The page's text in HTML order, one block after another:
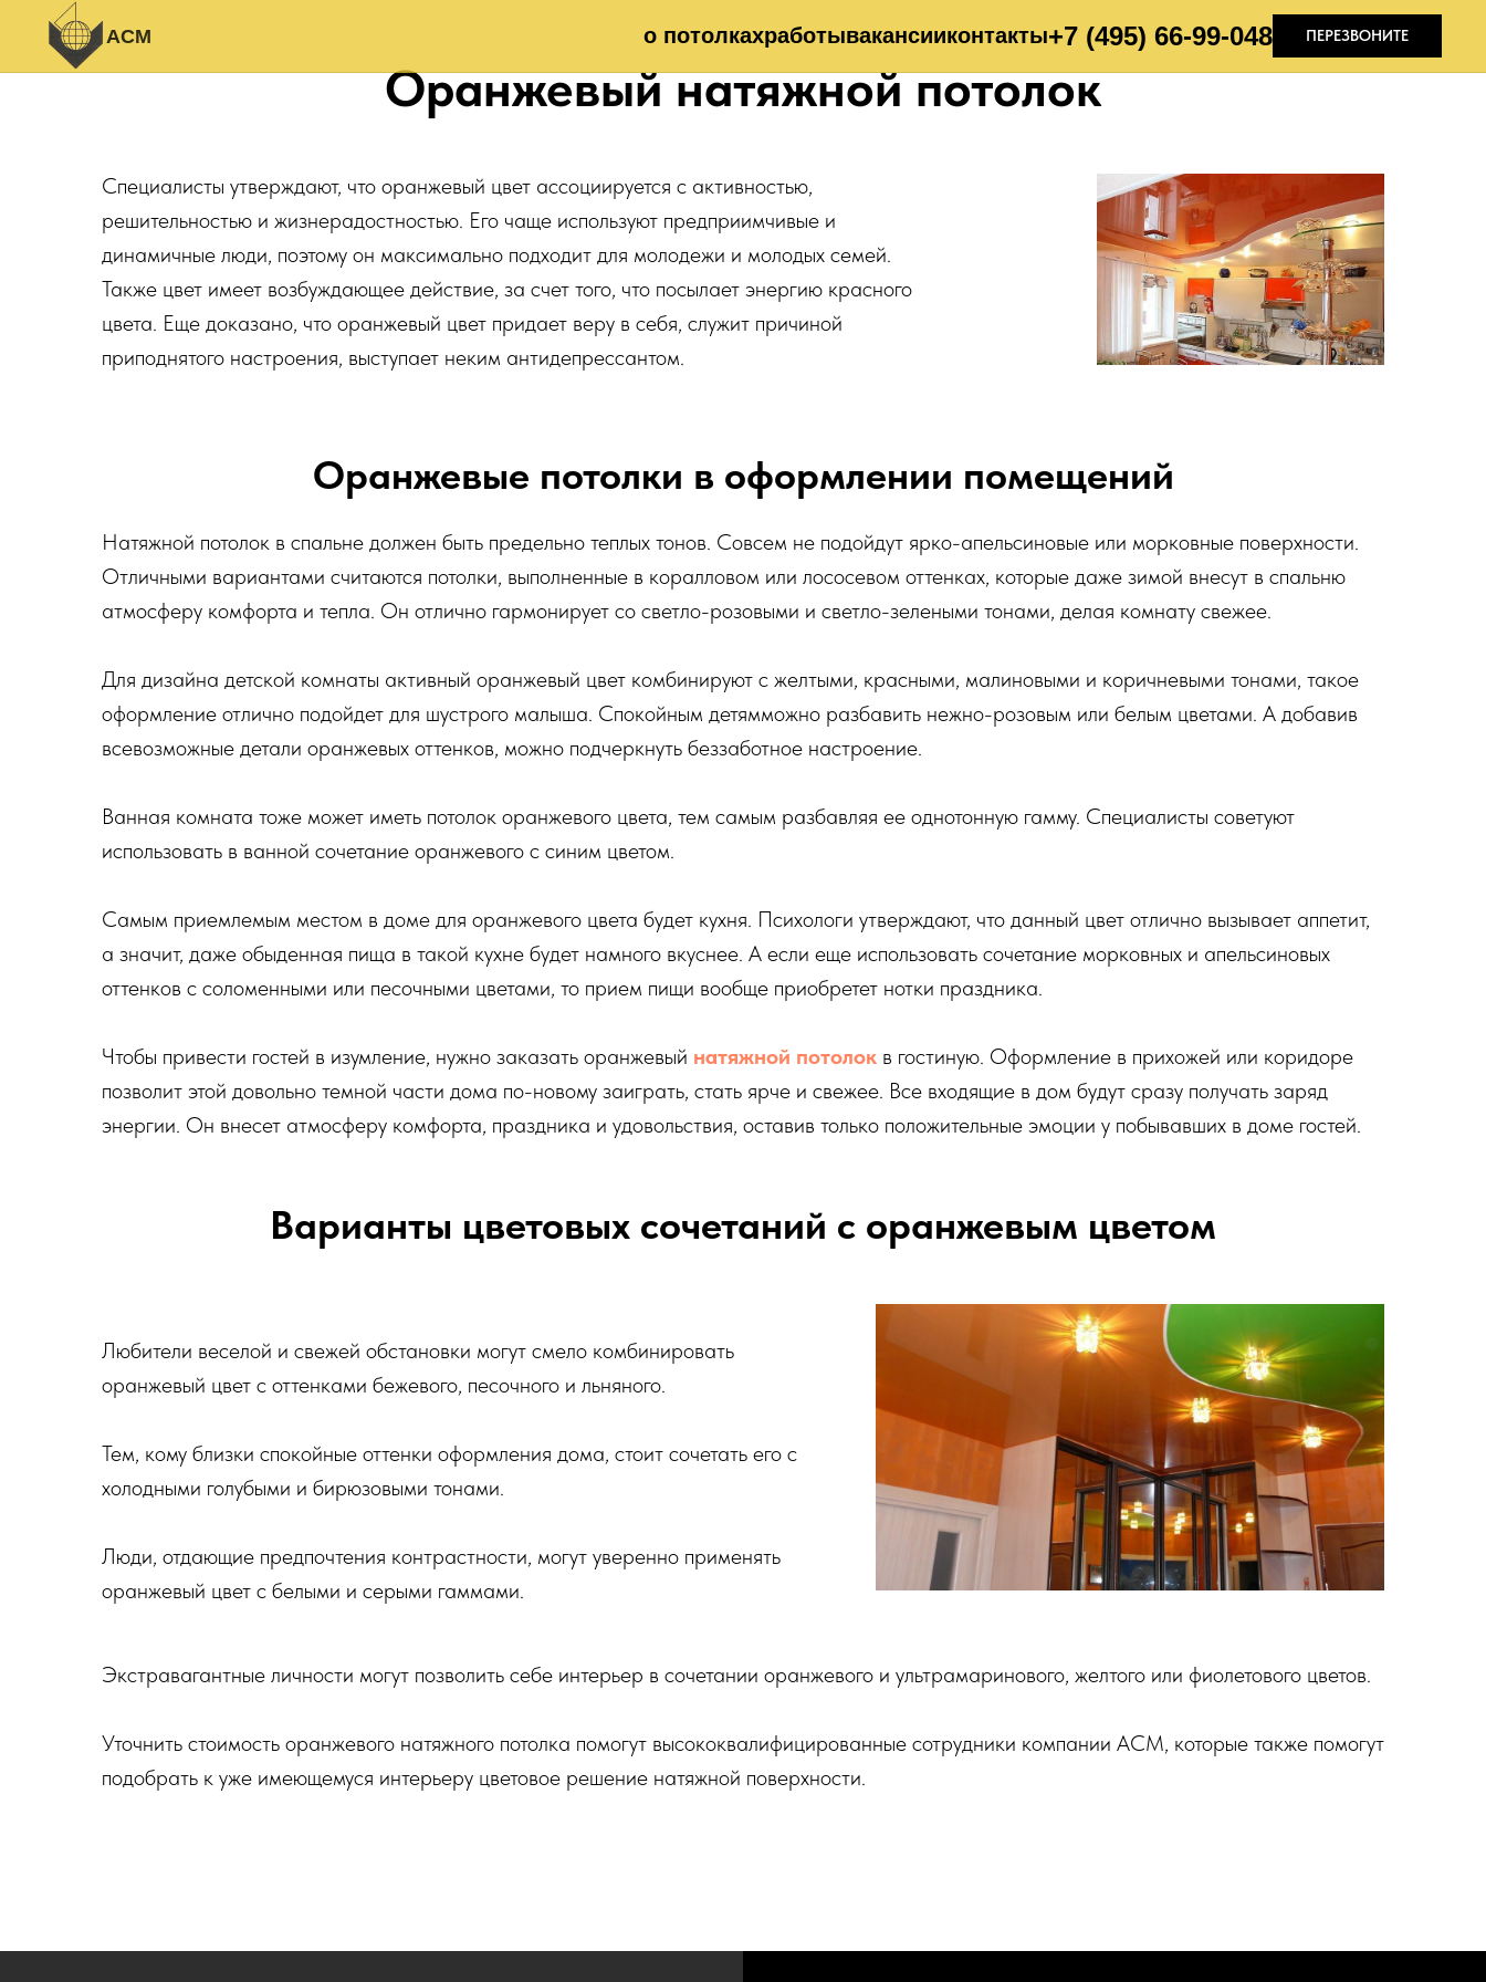
АСМ о потолкахработывакансииконтакты+7 (495) 66-99-048 ПЕРЕЗВОНИТЕ
Оранжевый натяжной потолок
Специалисты утверждают, что оранжевый цвет ассоциируется с активностью,
решительностью и жизнерадостностью. Его чаще используют предприимчивые и
динамичные люди, поэтому он максимально подходит для молодежи и молодых семей.
Также цвет имеет возбуждающее действие, за счет того, что посылает энергию красного
цвета. Еще доказано, что оранжевый цвет придает веру в себя, служит причиной
приподнятого настроения, выступает неким антидепрессантом.
Оранжевые потолки в оформлении помещений
Натяжной потолок в спальне должен быть предельно теплых тонов. Совсем не подойдут ярко-апельсиновые или морковные поверхности.
Отличными вариантами считаются потолки, выполненные в коралловом или лососевом оттенках, которые даже зимой внесут в спальню
атмосферу комфорта и тепла. Он отлично гармонирует со светло-розовыми и светло-зелеными тонами, делая комнату свежее.
Для дизайна детской комнаты активный оранжевый цвет комбинируют с желтыми, красными, малиновыми и коричневыми тонами, такое
оформление отлично подойдет для шустрого малыша. Спокойным детямможно разбавить нежно-розовым или белым цветами. А добавив
всевозможные детали оранжевых оттенков, можно подчеркнуть беззаботное настроение.
Ванная комната тоже может иметь потолок оранжевого цвета, тем самым разбавляя ее однотонную гамму. Специалисты советуют
использовать в ванной сочетание оранжевого с синим цветом.
Самым приемлемым местом в доме для оранжевого цвета будет кухня. Психологи утверждают, что данный цвет отлично вызывает аппетит,
а значит, даже обыденная пища в такой кухне будет намного вкуснее. А если еще использовать сочетание морковных и апельсиновых
оттенков с соломенными или песочными цветами, то прием пищи вообще приобретет нотки праздника.
Чтобы привести гостей в изумление, нужно заказать оранжевый натяжной потолок в гостиную. Оформление в прихожей или коридоре
позволит этой довольно темной части дома по-новому заиграть, стать ярче и свежее. Все входящие в дом будут сразу получать заряд
энергии. Он внесет атмосферу комфорта, праздника и удовольствия, оставив только положительные эмоции у побывавших в доме гостей.
Варианты цветовых сочетаний с оранжевым цветом
Любители веселой и свежей обстановки могут смело комбинировать
оранжевый цвет с оттенками бежевого, песочного и льняного.
Тем, кому близки спокойные оттенки оформления дома, стоит сочетать его с
холодными голубыми и бирюзовыми тонами.
Люди, отдающие предпочтения контрастности, могут уверенно применять
оранжевый цвет с белыми и серыми гаммами.
Экстравагантные личности могут позволить себе интерьер в сочетании оранжевого и ультрамаринового, желтого или фиолетового цветов.
Уточнить стоимость оранжевого натяжного потолка помогут высококвалифицированные сотрудники компании АСМ, которые также помогут
подобрать к уже имеющемуся интерьеру цветовое решение натяжной поверхности.